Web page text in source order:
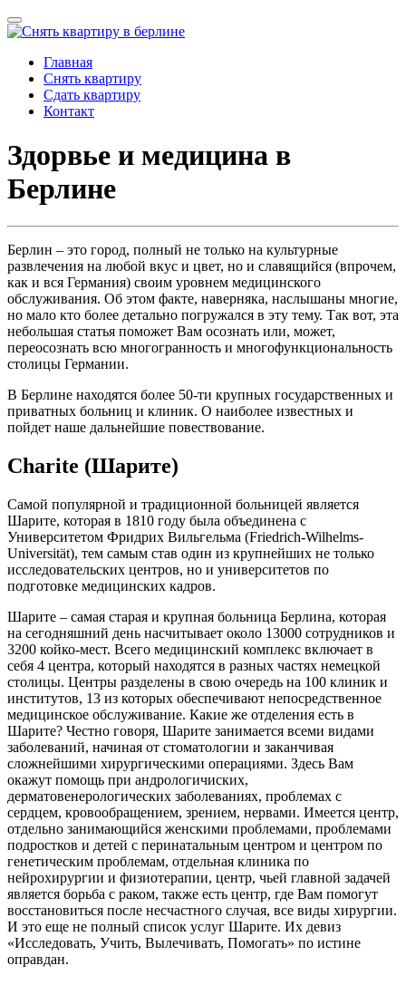
Главная
Снять квартиру
Сдать квартиру
Контакт
Здорвье и медицина в
Берлине
Берлин – это город, полный не только на культурные
развлечения на любой вкус и цвет, но и славящийся (впрочем,
как и вся Германия) своим уровнем медицинского
обслуживания. Об этом факте, наверняка, наслышаны многие,
но мало кто более детально погружался в эту тему. Так вот, эта
небольшая статья поможет Вам осознать или, может,
переосознать всю многогранность и многофункциональность
столицы Германии.
В Берлине находятся более 50-ти крупных государственных и
приватных больниц и клиник. О наиболее известных и
пойдет наше дальнейшие повествование.
Charite (Шарите)
Самой популярной и традиционной больницей является
Шарите, которая в 1810 году была объединена с
Университетом Фридрих Вильгельма (Friedrich-Wilhelms-
Universität), тем самым став один из крупнейших не только
исследовательских центров, но и университетов по
подготовке медицинских кадров.
Шарите – самая старая и крупная больница Берлина, которая
на сегодняшний день насчитывает около 13000 сотрудников и
3200 койко-мест. Всего медицинский комплекс включает в
себя 4 центра, который находятся в разных частях немецкой
столицы. Центры разделены в свою очередь на 100 клиник и
институтов, 13 из которых обеспечивают непосредственное
медицинское обслуживание. Какие же отделения есть в
Шарите? Честно говоря, Шарите занимается всеми видами
заболеваний, начиная от стоматологии и заканчивая
сложнейшими хирургическими операциями. Здесь Вам
окажут помощь при андрологичиских,
дерматовенерологических заболеваниях, проблемах с
сердцем, кровообращением, зрением, нервами. Имеется центр,
отдельно занимающийся женскими проблемами, проблемами
подростков и детей с перинатальным центром и центром по
генетическим проблемам, отдельная клиника по
нейрохирургии и физиотерапии, центр, чьей главной задачей
является борьба с раком, также есть центр, где Вам помогут
восстановиться после несчастного случая, все виды хирургии.
И это еще не полный список услуг Шарите. Их девиз
«Исследовать, Учить, Вылечивать, Помогать» по истине
оправдан.